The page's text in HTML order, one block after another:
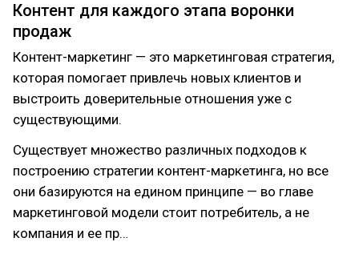
Контент для каждого этапа воронки
продаж
Контент-маркетинг — это маркетинговая стратегия,
которая помогает привлечь новых клиентов и
выстроить доверительные отношения уже с
существующими.
Существует множество различных подходов к
построению стратегии контент-маркетинга, но все
они базируются на едином принципе — во главе
маркетинговой модели стоит потребитель, а не
компания и ее пр…